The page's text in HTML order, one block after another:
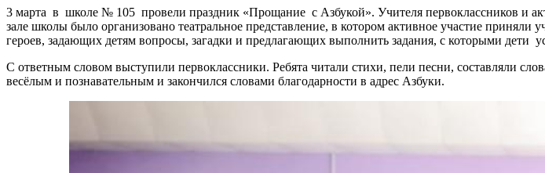
3 марта в школе № 105 провели праздник «Прощание с Азбукой». Учителя первоклассников и
зале школы было организовано театральное представление, в котором активное участие
героев, задающих детям вопросы, загадки и предлагающих выполнить задания, с которыми дети
С ответным словом выступили первоклассники. Ребята читали стихи, пели песни, составляли
весёлым и познавательным и закончился словами благодарности в адрес Азбуки.